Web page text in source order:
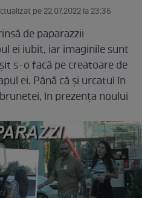
pe 22.07.2022 la 23:36
de paparazzii
ei iubit, iar imaginile sunt
s-o facă pe creatoare de
ei. Până că și urcatul în
în prezența noului